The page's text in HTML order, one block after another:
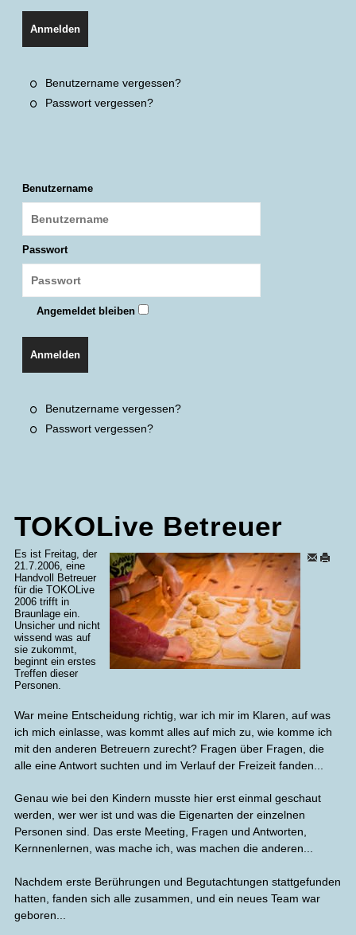
Anmelden
Benutzername vergessen?
Passwort vergessen?
Benutzername
Passwort
Angemeldet bleiben
Anmelden
Benutzername vergessen?
Passwort vergessen?
TOKOLive Betreuer
Es ist Freitag, der
21.7.2006, eine
Handvoll Betreuer
für die TOKOLive
2006 trifft in
Braunlage ein.
Unsicher und nicht
wissend was auf
sie zukommt,
beginnt ein erstes
Treffen dieser
Personen.
War meine Entscheidung richtig, war ich mir im Klaren, auf was
ich mich einlasse, was kommt alles auf mich zu, wie komme ich
mit den anderen Betreuern zurecht? Fragen über Fragen, die
alle eine Antwort suchten und im Verlauf der Freizeit fanden...
Genau wie bei den Kindern musste hier erst einmal geschaut
werden, wer wer ist und was die Eigenarten der einzelnen
Personen sind. Das erste Meeting, Fragen und Antworten,
Kernnenlernen, was mache ich, was machen die anderen...
Nachdem erste Berührungen und Begutachtungen stattgefunden
hatten, fanden sich alle zusammen, und ein neues Team war
geboren...